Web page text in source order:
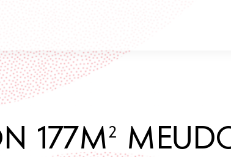
177M²